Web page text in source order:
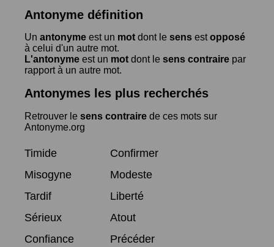
Antonyme définition
Un antonyme est un mot dont le sens estopposé
à celui d'un autre mot.
L'antonyme est un mot dont le sens contraire par
rapport à un autre mot.
Antonymes les plus recherchés
Retrouver le sens contraire de ces mots sur
Antonyme.org
Timide
Confirmer
Misogyne
Modeste
Tardif
Liberté
Sérieux
Atout
Confiance
Précéder